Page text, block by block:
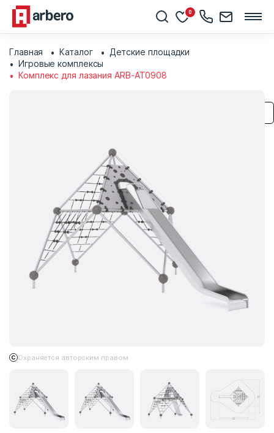
0
Главная Каталог
Детские площадки
Игровые комплексы
Комплекс для лазания ARB-AT0908
Охраняется авторским правом